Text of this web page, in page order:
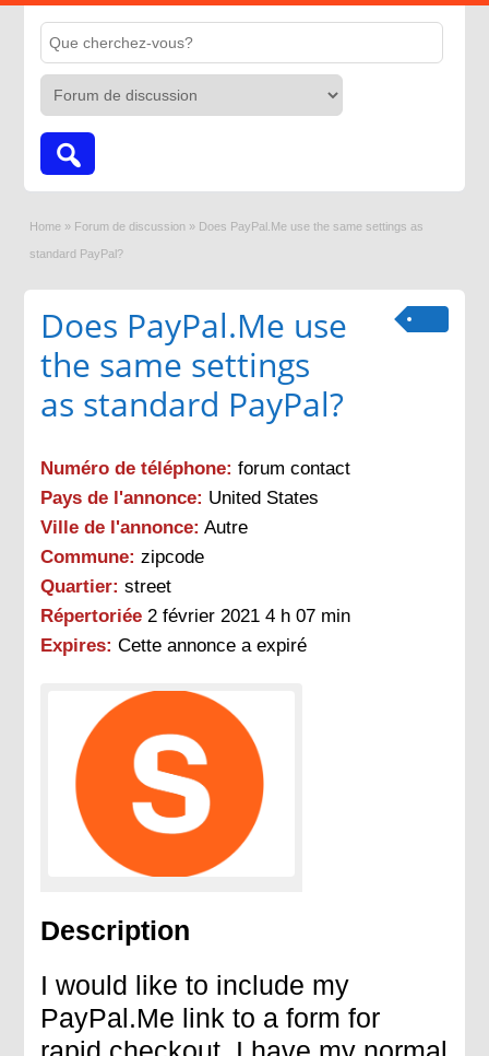
Home » Forum de discussion » Does PayPal.Me use the same settings as
standard PayPal?
Does PayPal.Me use
the same settings
as standard PayPal?
Numéro de téléphone: forum contact
Pays de l'annonce: United States
Ville de l'annonce: Autre
Commune: zipcode
Quartier: street
Répertoriée 2 février 2021 4 h 07 min
Expires: Cette annonce a expiré
Description
I would like to include my
PayPal.Me link to a form for